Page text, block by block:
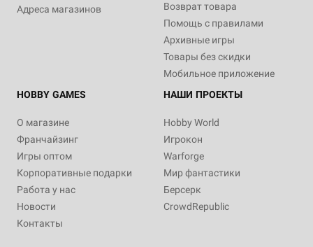
Адреса магазинов
Возврат товара
Помощь с правилами
Архивные игры
Товары без скидки
Мобильное приложение
HOBBY GAMES
О магазине
Франчайзинг
Игры оптом
Корпоративные подарки
Работа у нас
Новости
Контакты
НАШИ ПРОЕКТЫ
Hobby World
Игрокон
Warforge
Мир фантастики
Берсерк
CrowdRepublic